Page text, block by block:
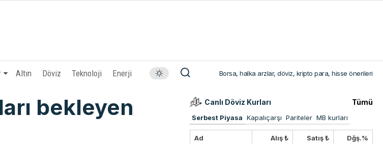
Altın Döviz Teknoloji Enerji Borsa, halka arzlar, döviz, kripto para, hisse önerileri
bekleyen
Canlı Döviz Kurları Tümü
Serbest Piyasa Kapalıçarşı Pariteler MB kurları
Ad Alış ₺ Satış ₺ Dğş.%